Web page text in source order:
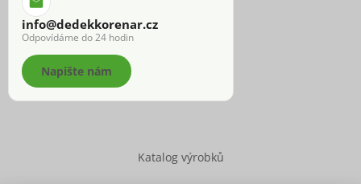
info@dedekkorenar.cz
Odpovídáme do 24 hodin
Napište nám
Katalog výrobků